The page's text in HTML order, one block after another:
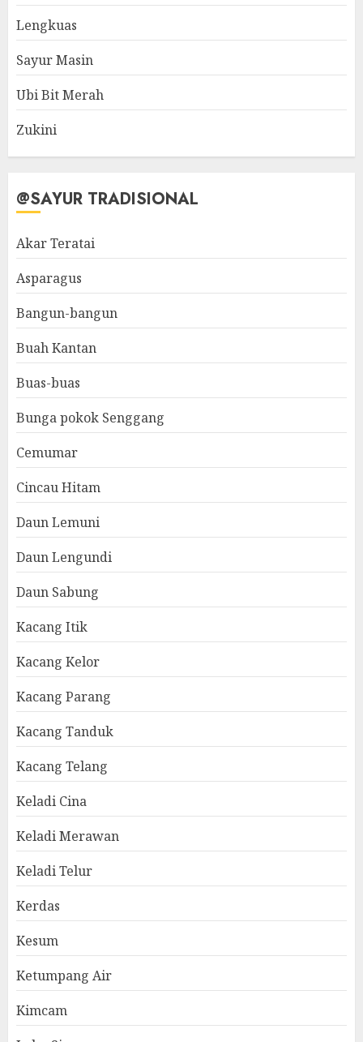
Lengkuas
Sayur Masin
Ubi Bit Merah
Zukini
@SAYUR TRADISIONAL
Akar Teratai
Asparagus
Bangun-bangun
Buah Kantan
Buas-buas
Bunga pokok Senggang
Cemumar
Cincau Hitam
Daun Lemuni
Daun Lengundi
Daun Sabung
Kacang Itik
Kacang Kelor
Kacang Parang
Kacang Tanduk
Kacang Telang
Keladi Cina
Keladi Merawan
Keladi Telur
Kerdas
Kesum
Ketumpang Air
Kimcam